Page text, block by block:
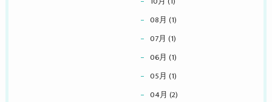
08月 (1)
07月 (1)
06月 (1)
05月 (1)
04月 (2)